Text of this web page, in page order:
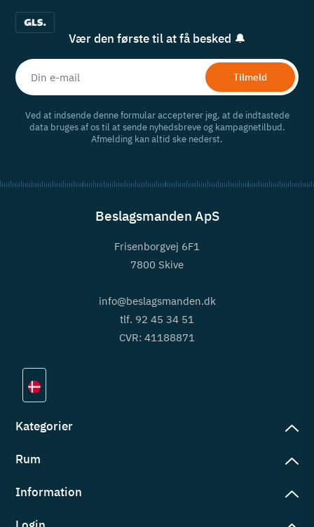
Vær den første til at få besked 🔔
Tilmeld
Ved at indsende denne formular accepterer jeg, at de indtastede
data bruges af os til at sende nyhedsbreve og kampagnetilbud.
Afmelding kan altid ske nederst.
Beslagsmanden ApS
Frisenborgvej 6F1
7800 Skive
info@beslagsmanden.dk
tlf. 92 45 34 51
CVR: 41188871
Kategorier
Rum
Information